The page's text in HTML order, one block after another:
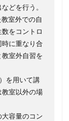
どを行う。
室外での自
をコントロ
に重なり合
室外自習を
を用いて講
室以外の場
容量のコン